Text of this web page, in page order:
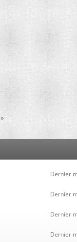
»
Dernier
Dernier
Dernier
Dernier